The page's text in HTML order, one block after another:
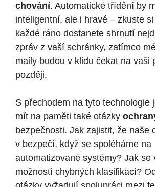
chování. Automatické třídění by
inteligentní, ale i hravé – zkuste
každé ráno dostanete shrnutí
zpráv z vaší schránky, zatímco
maily budou v klidu čekat na vaši
později.
S přechodem na tyto technologie
mít na paměti také otázky
bezpečnosti. Jak zajistit, že naše
v bezpečí, když se spoléháme na
automatizované systémy? Jak se
možností chybných klasifikací?